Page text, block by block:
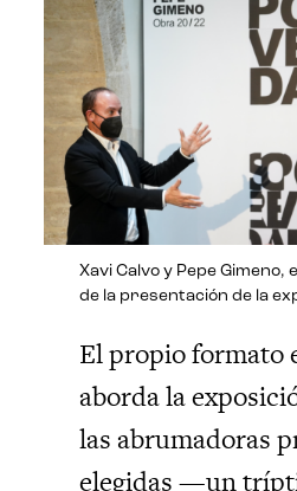
Xavi Calvo y Pepe Gimeno,
de la presentación de la
El propio formato
aborda la
las abrumadoras
elegidas —un